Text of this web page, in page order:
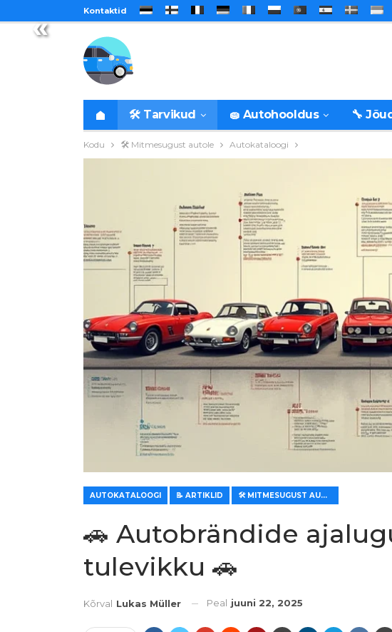
« Kontaktid
🛠️ Tarvikud 🧽 Autohooldus 🔧
Kodu 🛠️ Mitmesugust autole Autokataloogi
AUTOKATALOOGI 📝 ARTIKLID 🛠️ MITMESUGUST AUTOLE
🚗 Autobrändide
tulevikku 🚗
Kõrval Lukas Müller Peal juuni 22, 2025